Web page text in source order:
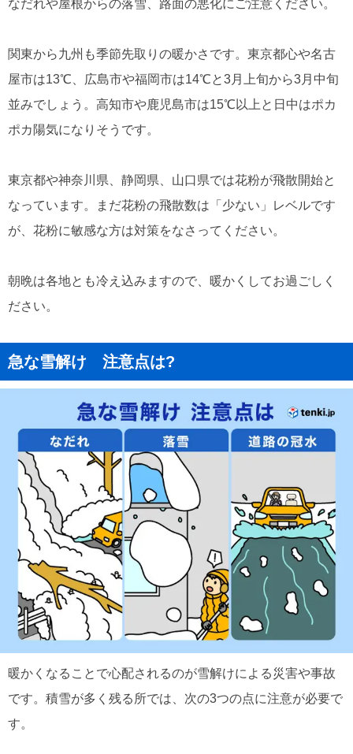
なだれや屋根からの落雪、路面の悪化にご注意ください。
関東から九州も季節先取りの暖かさです。東京都心や名古
屋市は13℃、広島市や福岡市は14℃と3月上旬から3月中旬
並みでしょう。高知市や鹿児島市は15℃以上と日中はポカ
ポカ陽気になりそうです。
東京都や神奈川県、静岡県、山口県では花粉が飛散開始と
なっています。まだ花粉の飛散数は「少ない」レベルです
が、花粉に敏感な方は対策をなさってください。
朝晩は各地とも冷え込みますので、暖かくしてお過ごしく
ださい。
急な雪解け 注意点は?
暖かくなることで心配されるのが雪解けによる災害や事故
です。積雪が多く残る所では、次の3つの点に注意が必要で
す。